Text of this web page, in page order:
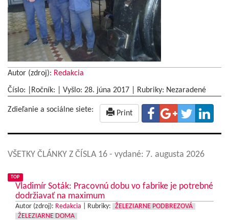
Autor (zdroj): Redakcia
Číslo: |Ročník: | Vyšlo: 28. júna 2017 Rubriky: Nezaradené
Zdieľanie a sociálne siete: Print
VŠETKY ČLÁNKY Z ČÍSLA 16 - vydané: 7. augusta 2026
TOP
Vladimír Soták: Pracovnú dobu vo fabrike je potrebné
dodržiavať na maximum
Autor (zdroj): Redakcia Rubriky:
ŽELEZIARNE PODBREZOVÁ
ŽELEZIARNE DOMA